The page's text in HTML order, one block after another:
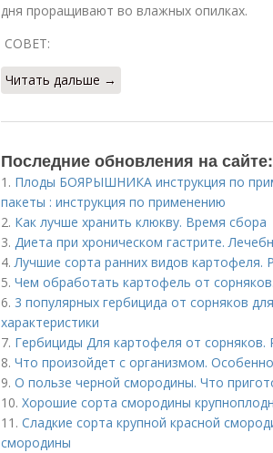
дня проращивают во влажных опилках.
СОВЕТ:
Читать дальше →
Последние обновления на сайте:
1. Плоды БОЯРЫШНИКА инструкция по
пакеты : инструкция по применению
2. Как лучше хранить клюкву. Время сбора
3. Диета при хроническом гастрите.
4.Лучшие сорта ранних видов картофеля.
5. Чем обработать картофель от
6. 3 популярных гербицида от сорняков
характеристики
7. Гербициды Для картофеля от сорняков.
8. Что произойдет с организмом.
9. О пользе черной смородины. Что
10. Хорошие сорта смородины
11. Сладкие сорта крупной красной
смородины